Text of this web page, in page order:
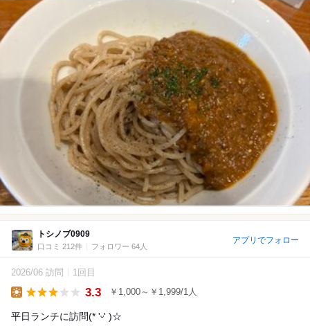
トシノブ0909
口コミ 212件 フォロワー 64人
アプリでフォロー
2026/06 訪問 1回目
3.3 ￥1,000～￥1,999/1人
平日ランチに訪問(* 'ᵕ' )☆